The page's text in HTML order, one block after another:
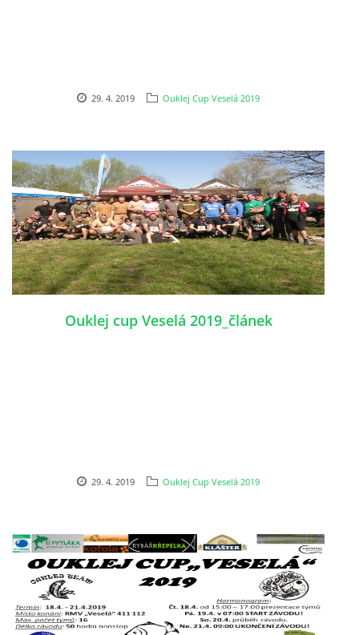
29. 4. 2019 Ouklej Cup Veselá 2019
Ouklej cup Veselá 2019_článek
29. 4. 2019 Ouklej Cup Veselá 2019